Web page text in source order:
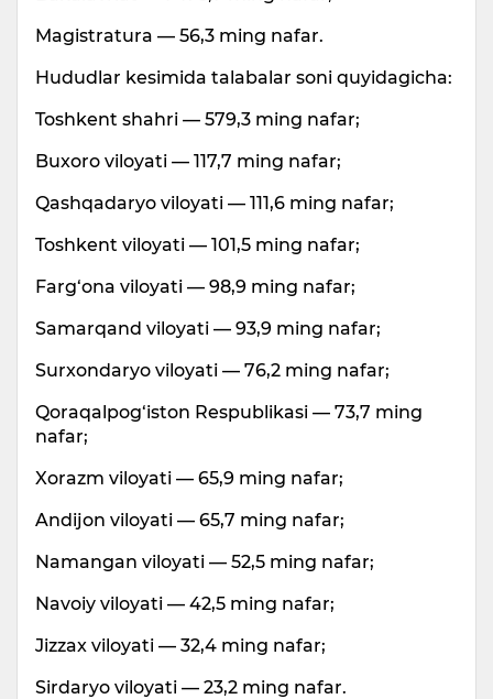
Magistratura — 56,3 ming nafar.
Hududlar kesimida talabalar soni quyidagicha:
Toshkent shahri — 579,3 ming nafar;
Buxoro viloyati — 117,7 ming nafar;
Qashqadaryo viloyati — 111,6 ming nafar;
Toshkent viloyati — 101,5 ming nafar;
Farg‘ona viloyati — 98,9 ming nafar;
Samarqand viloyati — 93,9 ming nafar;
Surxondaryo viloyati — 76,2 ming nafar;
Qoraqalpog‘iston Respublikasi — 73,7 ming
nafar;
Xorazm viloyati — 65,9 ming nafar;
Andijon viloyati — 65,7 ming nafar;
Namangan viloyati — 52,5 ming nafar;
Navoiy viloyati — 42,5 ming nafar;
Jizzax viloyati — 32,4 ming nafar;
Sirdaryo viloyati — 23,2 ming nafar.